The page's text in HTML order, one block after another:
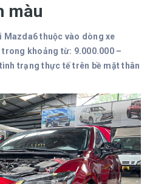
màu
Mazda6 thuộc vào dòng xe
khoảng từ: 9.000.000 –
trạng thực tế trên bề mặt thân